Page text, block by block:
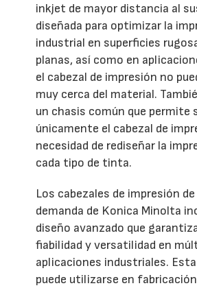
inkjet de mayor distancia al
diseñada para optimizar la
industrial en superficies
planas, así como en
el cabezal de impresión no
muy cerca del material.
un chasis común que permite
únicamente el cabezal de
necesidad de rediseñar la
cada tipo de tinta.
Los cabezales de impresión
demanda de Konica Minolta
diseño avanzado que
fiabilidad y versatilidad en
aplicaciones industriales.
puede utilizarse en